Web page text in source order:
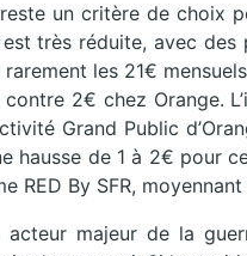
un critère de choix
très réduite, avec
les 21€
2€ chez Orange.
Grand Public
hausse de 1 à 2€ pour
RED By SFR,
majeur de la